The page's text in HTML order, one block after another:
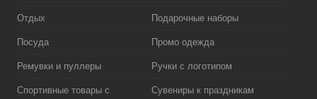
Отдых Подарочные наборы
Посуда Промо одежда
Ремувки и пуллеры Ручки с логотипом
Спортивные товары с
Сувениры к праздникам